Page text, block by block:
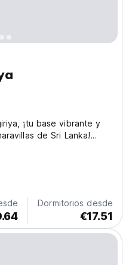
¡tu base vibrante y
de Sri Lanka!
a un paso de la
Sigiriya, nuestro albergue
Dormitorios desde
€17.51